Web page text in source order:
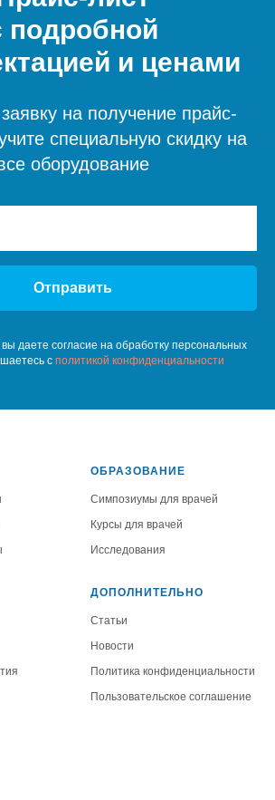
подробной
и ценами
на получение прайс-
специальную скидку на
оборудование
Отправить
даете согласие на обработку персональных
c политикой конфиденциальности
ОБРАЗОВАНИЕ
Симпозиумы для врачей
Курсы для врачей
Исследования
ДОПОЛНИТЕЛЬНО
Статьи
Новости
Политика конфиденциальности
Пользовательское соглашение